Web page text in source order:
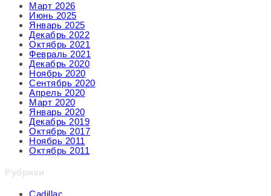
Март 2026
Июнь 2025
Январь 2025
Декабрь 2022
Октябрь 2021
Февраль 2021
Декабрь 2020
Ноябрь 2020
Сентябрь 2020
Апрель 2020
Март 2020
Январь 2020
Декабрь 2019
Октябрь 2017
Ноябрь 2011
Октябрь 2011
Рубрики
Cadillac